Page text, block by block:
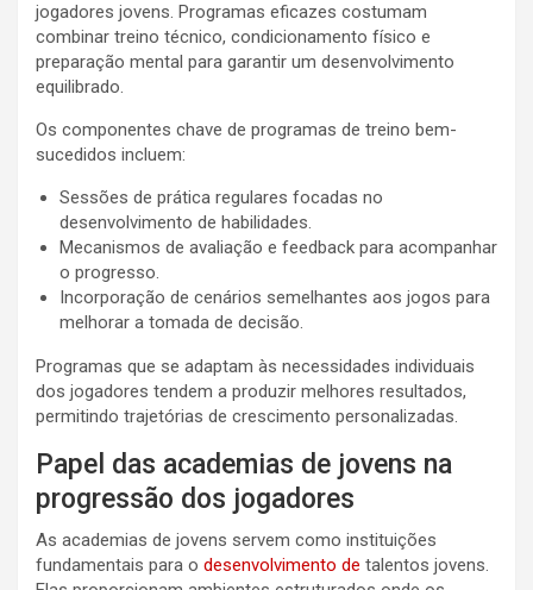
jogadores jovens. Programas eficazes costumam
combinar treino técnico, condicionamento físico e
preparação mental para garantir um desenvolvimento
equilibrado.
Os componentes chave de programas de treino bem-
sucedidos incluem:
Sessões de prática regulares focadas no
desenvolvimento de habilidades.
Mecanismos de avaliação e feedback para acompanhar
o progresso.
Incorporação de cenários semelhantes aos jogos para
melhorar a tomada de decisão.
Programas que se adaptam às necessidades individuais
dos jogadores tendem a produzir melhores resultados,
permitindo trajetórias de crescimento personalizadas.
Papel das academias de jovens na
progressão dos jogadores
As academias de jovens servem como instituições
fundamentais para o desenvolvimento de talentos jovens.